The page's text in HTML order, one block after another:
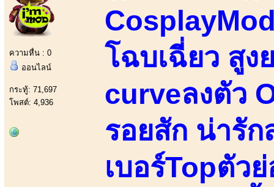
ความหื่น : 0
ออนไลน์
กระทู้: 71,697
โพสต์: 4,936
โฉบเฉี่ยว สูง
curveลงตัว
รอยสัก น่ารั
เบอร์Topตัว